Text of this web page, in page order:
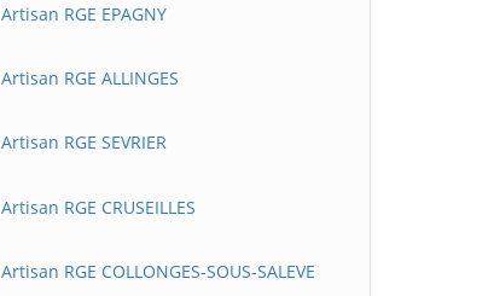
Artisan RGE EPAGNY
Artisan RGE ALLINGES
Artisan RGE SEVRIER
Artisan RGE CRUSEILLES
Artisan RGE COLLONGES-SOUS-SALEVE